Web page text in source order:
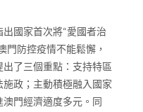
國家首次將“愛國者治
門防控疫情不能鬆懈，
了三個重點：支持特區
政；主動積極融入國家
門經濟適度多元。同